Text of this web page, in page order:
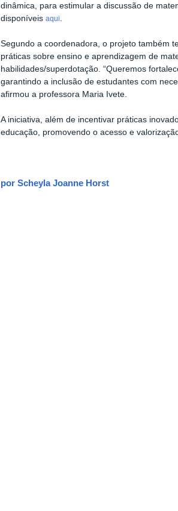
dinâmica, para estimular a discussão de
disponíveisaqui
Segundo a coordenadora, o projeto também
práticas sobre ensino e aprendizagem de
habilidades/superdotação. “Queremos
garantindo a inclusão de estudantes com
afirmou a professora Maria Ivete.
A iniciativa, além de incentivar práticas
educação, promovendo o acesso e
por Scheyla Joanne Horst